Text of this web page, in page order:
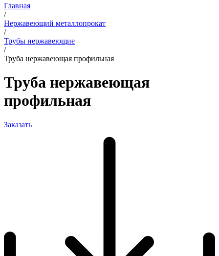
Главная
/
Нержавеющий металлопрокат
/
Трубы нержавеющие
/
Труба нержавеющая профильная
Труба нержавеющая
профильная
Заказать